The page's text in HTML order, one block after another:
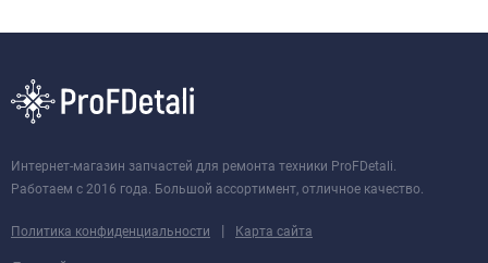
Интернет-магазин запчастей для ремонта техники ProFDetali.
Работаем с 2016 года. Большой ассортимент, отличное качество.
Политика конфиденциальности | Карта сайта